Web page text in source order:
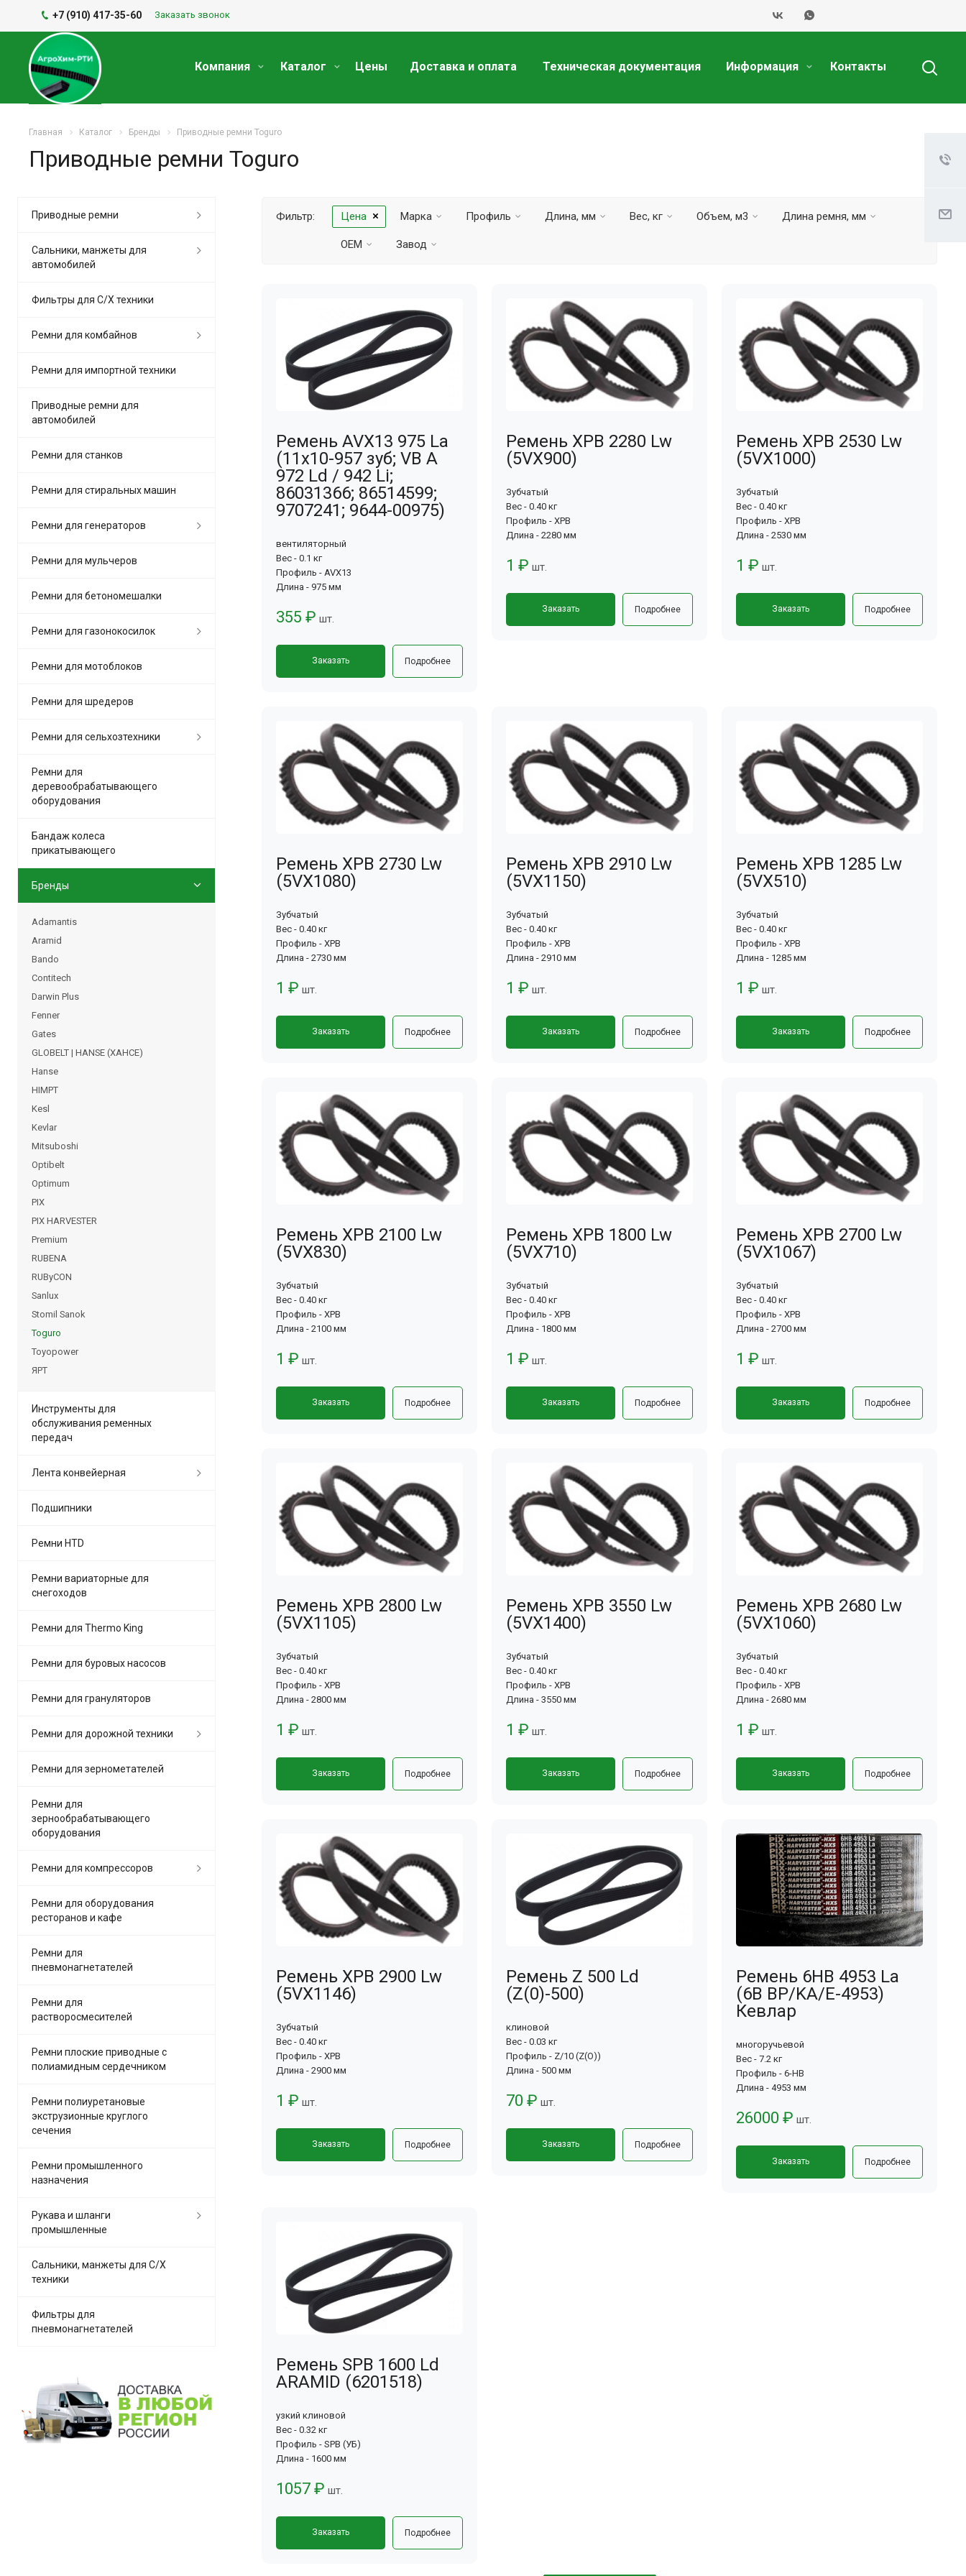
+7 (910) 417-35-60 Заказать звонок
Компания Каталог Цены Доставка и оплата Техническая документация Информация Контакты
Главная Каталог Бренды Приводные ремни Toguro
Приводные ремни Toguro
Фильтр: Цена Марка Профиль Длина, мм Вес, кг Объем, м3 Длина ремня, мм
OEM Завод
Ремень AVX13 975 La
(11х10-957 зуб; VB A
972 Ld / 942 Li;
86031366; 86514599;
9707241; 9644-00975)
вентиляторный
Вес - 0.1 кг
Профиль - AVX13
Длина - 975 мм
355 ₽ шт.
Заказать Подробнее
Ремень XPB 2280 Lw
(5VX900)
Зубчатый
Вес - 0.40 кг
Профиль - XPB
Длина - 2280 мм
1 ₽ шт.
Заказать Подробнее
Ремень XPB 2530 Lw
(5VX1000)
Зубчатый
Вес - 0.40 кг
Профиль - XPB
Длина - 2530 мм
1 ₽ шт.
Заказать Подробнее
Ремень XPB 2730 Lw
(5VX1080)
Зубчатый
Вес - 0.40 кг
Профиль - XPB
Длина - 2730 мм
1 ₽ шт.
Заказать Подробнее
Ремень XPB 2910 Lw
(5VX1150)
Зубчатый
Вес - 0.40 кг
Профиль - XPB
Длина - 2910 мм
1 ₽ шт.
Заказать Подробнее
Ремень XPB 1285 Lw
(5VX510)
Зубчатый
Вес - 0.40 кг
Профиль - XPB
Длина - 1285 мм
1 ₽ шт.
Заказать Подробнее
Ремень XPB 2100 Lw
(5VX830)
Зубчатый
Вес - 0.40 кг
Профиль - XPB
Длина - 2100 мм
1 ₽ шт.
Заказать Подробнее
Ремень XPB 1800 Lw
(5VX710)
Зубчатый
Вес - 0.40 кг
Профиль - XPB
Длина - 1800 мм
1 ₽ шт.
Заказать Подробнее
Ремень XPB 2700 Lw
(5VX1067)
Зубчатый
Вес - 0.40 кг
Профиль - XPB
Длина - 2700 мм
1 ₽ шт.
Заказать Подробнее
Ремень XPB 2800 Lw
(5VX1105)
Зубчатый
Вес - 0.40 кг
Профиль - XPB
Длина - 2800 мм
1 ₽ шт.
Заказать Подробнее
Ремень XPB 3550 Lw
(5VX1400)
Зубчатый
Вес - 0.40 кг
Профиль - XPB
Длина - 3550 мм
1 ₽ шт.
Заказать Подробнее
Ремень XPB 2680 Lw
(5VX1060)
Зубчатый
Вес - 0.40 кг
Профиль - XPB
Длина - 2680 мм
1 ₽ шт.
Заказать Подробнее
Ремень XPB 2900 Lw
(5VX1146)
Зубчатый
Вес - 0.40 кг
Профиль - XPB
Длина - 2900 мм
1 ₽ шт.
Заказать Подробнее
Ремень Z 500 Ld
(Z(0)-500)
клиновой
Вес - 0.03 кг
Профиль - Z/10 (Z(О))
Длина - 500 мм
70 ₽ шт.
Заказать Подробнее
Ремень 6HB 4953 La
(6B BP/KA/E-4953)
Кевлар
многоручьевой
Вес - 7.2 кг
Профиль - 6-HB
Длина - 4953 мм
26000 ₽ шт.
Заказать Подробнее
Ремень SPB 1600 Ld
ARAMID (6201518)
узкий клиновой
Вес - 0.32 кг
Профиль - SPB (УБ)
Длина - 1600 мм
1057 ₽ шт.
Заказать Подробнее
Приводные ремни
Сальники, манжеты для
автомобилей
Фильтры для С/Х техники
Ремни для комбайнов
Ремни для импортной техники
Приводные ремни для
автомобилей
Ремни для станков
Ремни для стиральных машин
Ремни для генераторов
Ремни для мульчеров
Ремни для бетономешалки
Ремни для газонокосилок
Ремни для мотоблоков
Ремни для шредеров
Ремни для сельхозтехники
Ремни для
деревообрабатывающего
оборудования
Бандаж колеса
прикатывающего
Бренды
Adamantis
Aramid
Bando
Contitech
Darwin Plus
Fenner
Gates
GLOBELT | HANSE (ХАНСЕ)
Hanse
HIMPT
Kesl
Kevlar
Mitsuboshi
Optibelt
Optimum
PIX
PIX HARVESTER
Premium
RUBENA
RUByCON
Sanlux
Stomil Sanok
Toguro
Toyopower
ЯРТ
Инструменты для
обслуживания ременных
передач
Лента конвейерная
Подшипники
Ремни HTD
Ремни вариаторные для
снегоходов
Ремни для Thermo King
Ремни для буровых насосов
Ремни для грануляторов
Ремни для дорожной техники
Ремни для зернометателей
Ремни для
зернообрабатывающего
оборудования
Ремни для компрессоров
Ремни для оборудования
ресторанов и кафе
Ремни для
пневмонагнетателей
Ремни для
растворосмесителей
Ремни плоские приводные с
полиамидным сердечником
Ремни полиуретановые
экструзионные круглого
сечения
Ремни промышленного
назначения
Рукава и шланги
промышленные
Сальники, манжеты для С/Х
техники
Фильтры для
пневмонагнетателей